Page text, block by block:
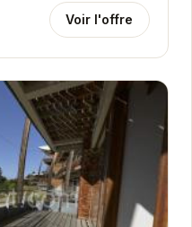
Voir l'offre